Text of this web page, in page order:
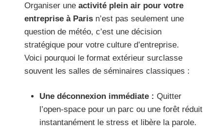
Organiser une activité plein air pour votre
entreprise à Paris n’est pas seulement une
question de météo, c’est une décision
stratégique pour votre culture d’entreprise.
Voici pourquoi le format extérieur surclasse
souvent les salles de séminaires classiques :
Une déconnexion immédiate : Quitter
l’open-space pour un parc ou une forêt réduit
instantanément le stress et libère la parole.